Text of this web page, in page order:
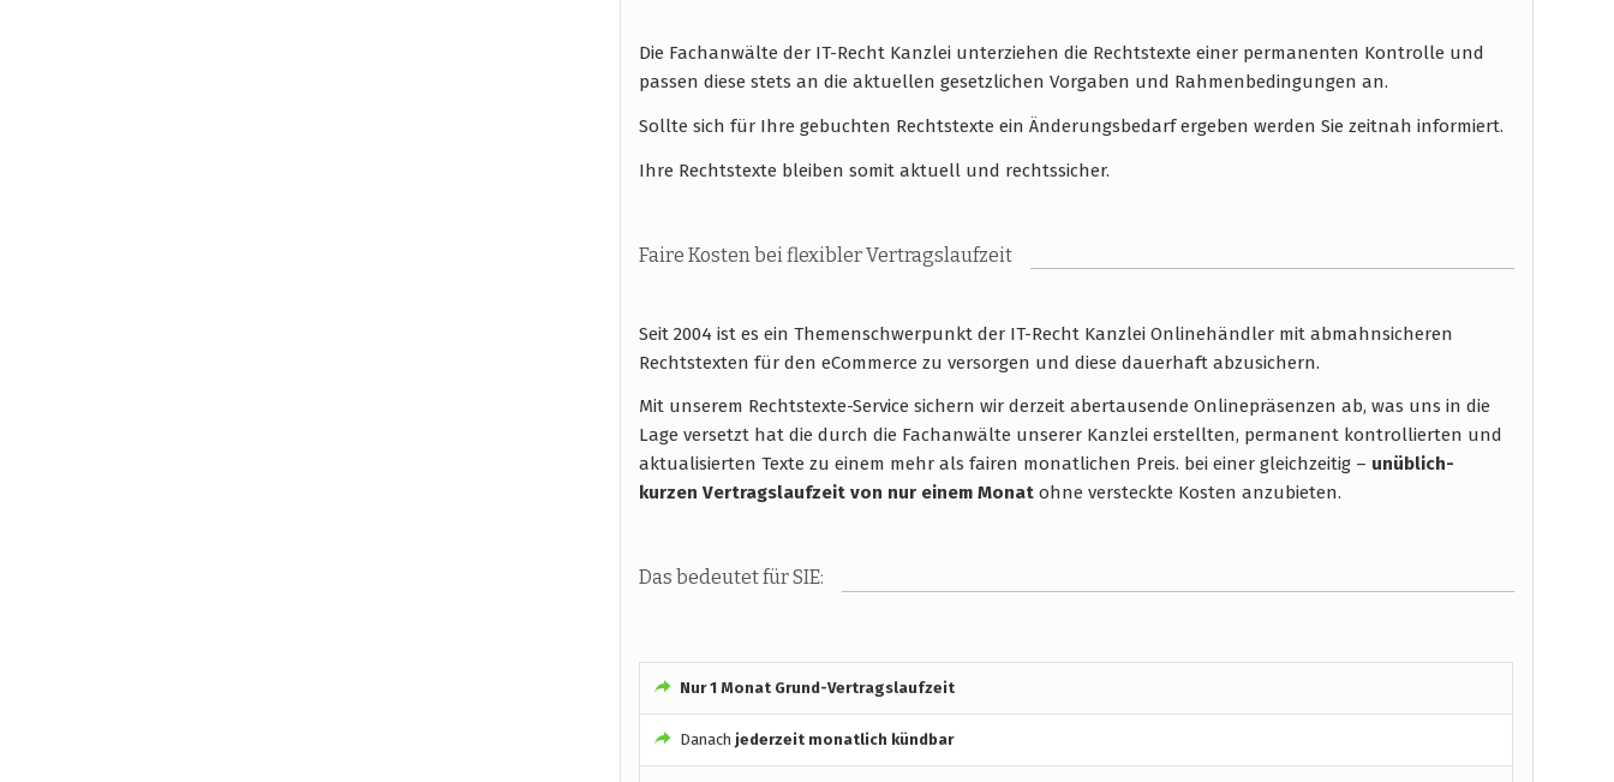
Die Fachanwälte der IT-Recht Kanzlei unterziehen die Rechtstexte einer permanenten Kontrolle und
passen diese stets an die aktuellen gesetzlichen Vorgaben und Rahmenbedingungen an.
Sollte sich für Ihre gebuchten Rechtstexte ein Änderungsbedarf ergeben werden Sie zeitnah informiert.
Ihre Rechtstexte bleiben somit aktuell und rechtssicher.
Faire Kosten bei flexibler Vertragslaufzeit
Seit 2004 ist es ein Themenschwerpunkt der IT-Recht Kanzlei Onlinehändler mit abmahnsicheren
Rechtstexten für den eCommerce zu versorgen und diese dauerhaft abzusichern.
Mit unserem Rechtstexte-Service sichern wir derzeit abertausende Onlinepräsenzen ab, was uns in die
Lage versetzt hat die durch die Fachanwälte unserer Kanzlei erstellten, permanent kontrollierten und
aktualisierten Texte zu einem mehr als fairen monatlichen Preis. bei einer gleichzeitig – unüblich-
kurzen Vertragslaufzeit von nur einem Monatohne versteckte Kosten anzubieten.
Das bedeutet für SIE:
Nur 1 Monat Grund-Vertragslaufzeit
Danach jederzeit monatlich kündbar